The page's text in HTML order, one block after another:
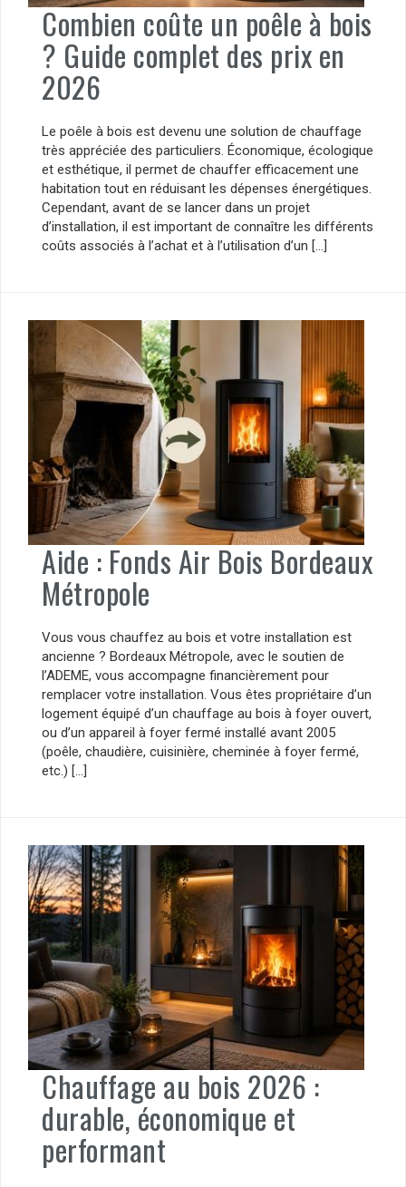
Combien coûte un poêle à bois
? Guide complet des prix en
2026
Le poêle à bois est devenu une solution de chauffage
très appréciée des particuliers. Économique, écologique
et esthétique, il permet de chauffer efficacement une
habitation tout en réduisant les dépenses énergétiques.
Cependant, avant de se lancer dans un projet
d’installation, il est important de connaître les différents
coûts associés à l’achat et à l’utilisation d’un […]
Aide : Fonds Air Bois Bordeaux
Métropole
Vous vous chauffez au bois et votre installation est
ancienne ? Bordeaux Métropole, avec le soutien de
l’ADEME, vous accompagne financièrement pour
remplacer votre installation. Vous êtes propriétaire d’un
logement équipé d’un chauffage au bois à foyer ouvert,
ou d’un appareil à foyer fermé installé avant 2005
(poêle, chaudière, cuisinière, cheminée à foyer fermé,
etc.) […]
Chauffage au bois 2026 :
durable, économique et
performant